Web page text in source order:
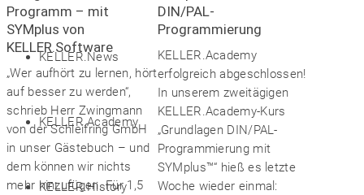
KELLER.News
KELLER.Academy
KELLER.History
Programm – mit
SYMplus von
KELLER.Software
„Wer aufhört zu lernen, hört
auf besser zu werden“,
schrieb Herr Zwingmann
von der Schleifring GmbH
in unser Gästebuch – und
dem können wir nichts
mehr hinzufügen. Für 1,5
DIN/PAL-
Programmierung
KELLER.Academy
erfolgreich abgeschlossen!
In unserem zweitägigen
KELLER.Academy-Kurs
„Grundlagen DIN/PAL-
Programmierung mit
SYMplus™“ hieß es letzte
Woche wieder einmal: